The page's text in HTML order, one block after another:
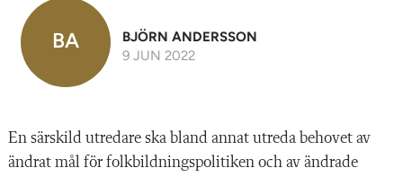
BA
BJÖRN ANDERSSON
9 JUN 2022
En särskild utredare ska bland annat utreda behovet av
ändrat mål för folkbildningspolitiken och av ändrade